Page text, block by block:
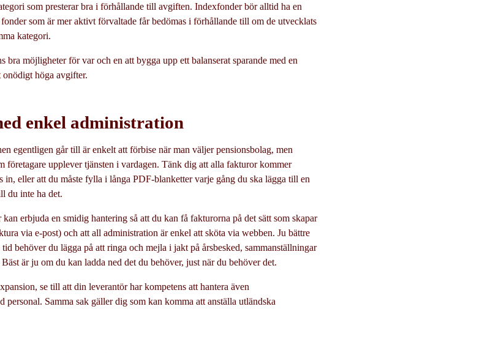
som presterar bra i förhållande till avgiften. Indexfonder bör alltid ha en
som är mer aktivt förvaltade får bedömas i förhållande till om de utvecklats
kategori.
möjligheter för var och en att bygga upp ett balanserat sparande med en
höga avgifter.
enkel administration
egentligen går till är enkelt att förbise när man väljer pensionsbolag, men
företagare upplever tjänsten i vardagen. Tänk dig att alla fakturor kommer
in, eller att du måste fylla i långa PDF-blanketter varje gång du ska lägga till en
du inte ha det.
erbjuda en smidig hantering så att du kan få fakturorna på det sätt som skapar
via e-post) och att all administration är enkel att sköta via webben. Ju bättre
behöver du lägga på att ringa och mejla i jakt på årsbesked, sammanställningar
är ju om du kan ladda ned det du behöver, just när du behöver det.
se till att din leverantör har kompetens att hantera även
personal. Samma sak gäller dig som kan komma att anställa utländska